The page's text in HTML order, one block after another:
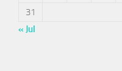
31
« Jul